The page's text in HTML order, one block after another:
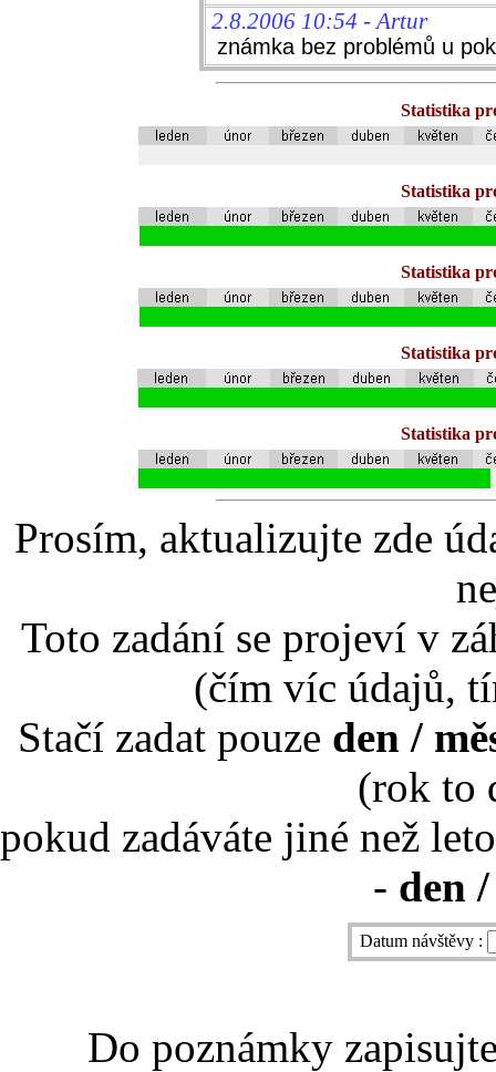
2.8.2006 10:54 - Artur
známka bez problémů u
Statistika
Statistika
Statistika
Statistika
Statistika
Prosím, aktualizujte zde
Toto zadání se projeví v
(čím víc údajů,
Stačí zadat pouze den /
(rok to
pokud zadáváte jiné než
- den
Datum návštěvy :
Do poznámky